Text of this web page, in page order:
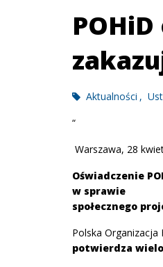
Aktualności
“
Warszawa, 28
Oświadczenie
w sprawie
społecznego
Polska
potwierdza